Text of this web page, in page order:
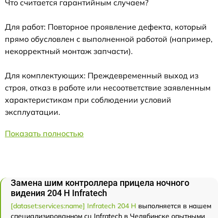
Что считается гарантийным случаем?
Для работ: Повторное проявление дефекта, который
прямо обусловлен с выполненной работой (например,
некорректный монтаж запчасти).
Для комплектующих: Преждевременный выход из
строя, отказ в работе или несоответствие заявленным
характеристикам при соблюдении условий
эксплуатации.
Показать полностью
Замена шим контроллера прицела ночного
видения 204 Н Infratech
[dataset:services:name] Infratech 204 Н выполняется в нашем
специализированном сц Infratech в Челябинске опытными